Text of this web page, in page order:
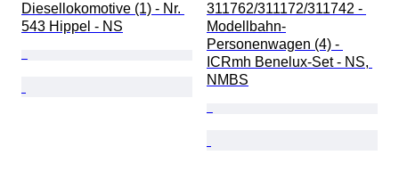
Diesellokomotive (1) - Nr.
543 Hippel - NS
311762/311172/311742 -
Modellbahn-
Personenwagen (4) -
ICRmh Benelux-Set - NS,
NMBS